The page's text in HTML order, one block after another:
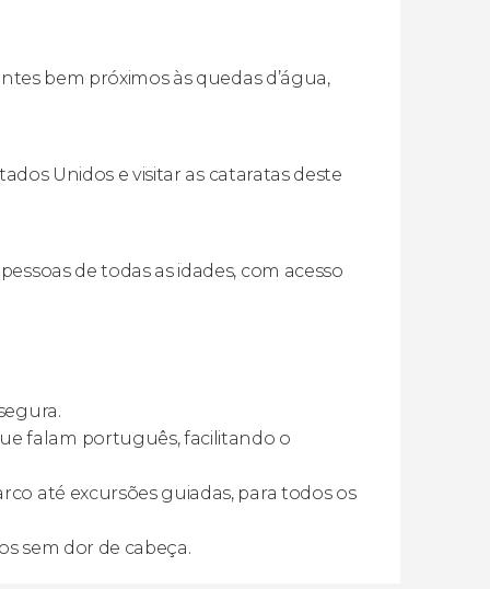
bem próximos às quedas d’água,
Unidos e visitar as cataratas deste
de todas as idades, com acesso
falam português, facilitando o
até excursões guiadas, para todos os
sem dor de cabeça.